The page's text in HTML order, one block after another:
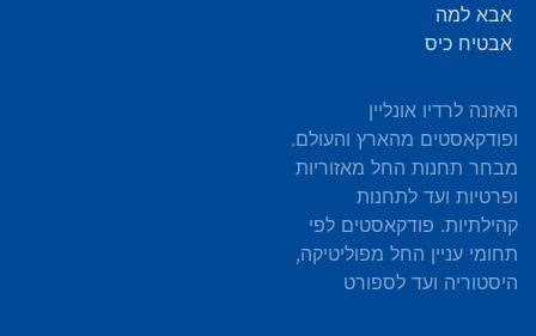
אבא למה
אבטיח כיס
האזנה לרדיו אונליין
ופודקאסטים מהארץ והעולם.
מבחר תחנות החל מאזוריות
ופרטיות ועד לתחנות
קהילתיות. פודקאסטים לפי
תחומי עניין החל מפוליטיקה,
היסטוריה ועד לספורט